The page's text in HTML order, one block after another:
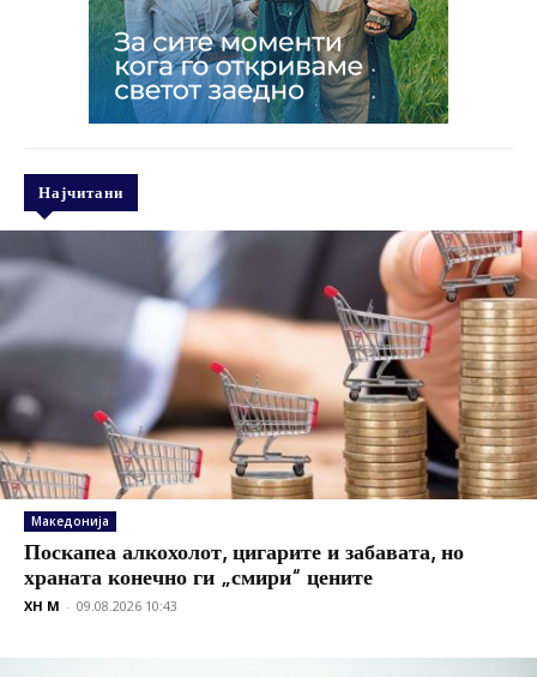
Најчитани
Македонија
Поскапеа алкохолот, цигарите и забавата, но
храната конечно ги „смири“ цените
XH M - 09.08.2026 10:43